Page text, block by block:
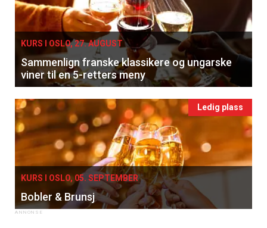
KURS I OSLO, 27. AUGUST
Sammenlign franske klassikere og ungarske
viner til en 5-retters meny
Ledig plass
KURS I OSLO, 05. SEPTEMBER
Bobler & Brunsj